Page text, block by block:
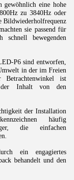
gewöhnlich eine hohe
zu 3840Hz oder
Bildwiederholfrequenz
sie passend für
bewegenden
P6 sind entworfen,
in der im Freien
ist
der Inhalt von den
der Installation
häufig
die einfachen
ein engagiertes
behandelt und den